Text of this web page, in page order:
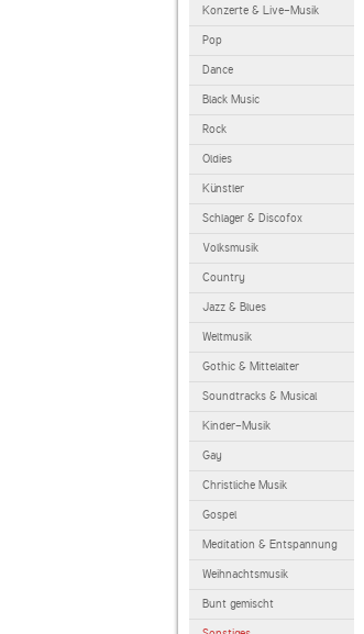
Konzerte & Live-Musik
Pop
Dance
Black Music
Rock
Oldies
Künstler
Schlager & Discofox
Volksmusik
Country
Jazz & Blues
Weltmusik
Gothic & Mittelalter
Soundtracks & Musical
Kinder-Musik
Gay
Christliche Musik
Gospel
Meditation & Entspannung
Weihnachtsmusik
Bunt gemischt